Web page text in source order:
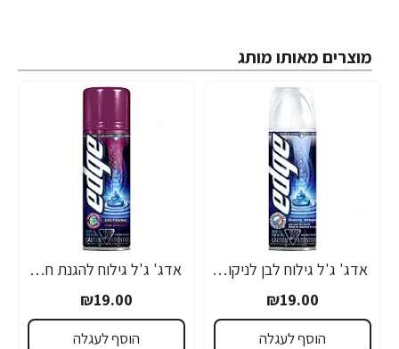
מוצרים מאותו מותג
אדג' ג'ל גילוח לבן לניקוי עור הפנים 198 גרם - מבית EDGE
₪19.00
הוסף לעגלה
אדג' ג'ל גילוח להגנת חתכים 198 גרם - מבית EDGE
₪19.00
הוסף לעגלה